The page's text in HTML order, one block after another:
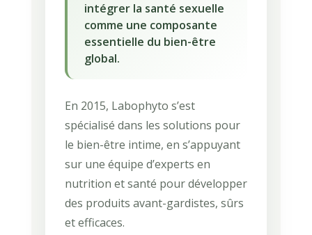
intégrer la santé sexuelle
comme une composante
essentielle du bien-être
global.
En 2015, Labophyto s’est
spécialisé dans les solutions pour
le bien-être intime, en s’appuyant
sur une équipe d’experts en
nutrition et santé pour développer
des produits avant-gardistes, sûrs
et efficaces.